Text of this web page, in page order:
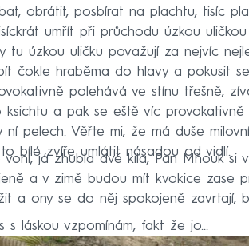
obrátit, posbírat na plachtu, tisíc
umřít při průchodu úzkou uličkou
úzkou uličku považují za nejvíc
čokle hraběma do hlavy a pokusit se
polehává ve stínu třešně,
a pak se eště víc provokativně
pelech. Věřte mi, že má duše
bílé zvíře umlátit násadou od vidlí.
já zhubla dvě kila, Pan Mňouk si
a v zimě budou mít kvokice zase
a ony se do něj spokojeně zavrtají,
láskou vzpomínám, fakt že jo...